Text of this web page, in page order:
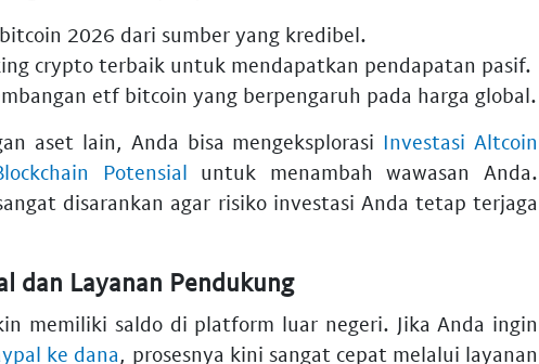
2026 dari sumber yang kredibel.
crypto terbaik untuk mendapatkan pendapatan pasif.
etf bitcoin yang berpengaruh pada harga global.
aset lain, Anda bisa mengeksplorasi Investasi Altcoin
Potensial untuk menambah wawasan Anda.
disarankan agar risiko investasi Anda tetap terjaga
dan Layanan Pendukung
memiliki saldo di platform luar negeri. Jika Anda ingin
ke dana, prosesnya kini sangat cepat melalui layanan